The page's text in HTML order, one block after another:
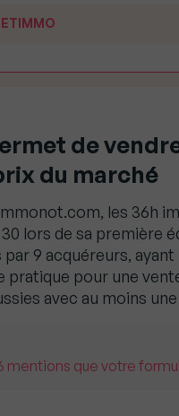
de
du marché
les 36h
lors de sa première
9 acquéreurs,
pratique pour une
avec au moins
mentions que votre